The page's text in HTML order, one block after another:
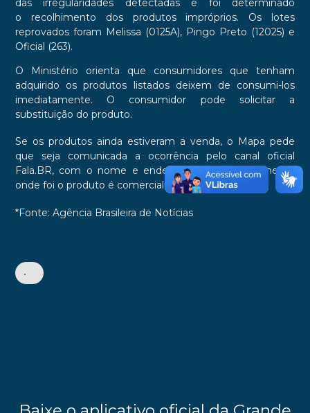
das irregularidades detectadas e foi
determinado
o recolhimento dos produtos impróprios. Os
lotes
reprovados foram Melissa (0125A), Pingo Preto (12025) e
Oficial (263).
O Ministério orienta que
consumidores que tenham
adquirido os produtos listados deixem de consumi-los
imediatamente. O
consumidor pode solicitar a
substituição do produto.
Se os produtos ainda estiveram a venda, o Mapa pede
que seja comunicada a ocorrência pelo canal oficial
Fala.BR, com o nome e endereço do estabelecimento
onde foi o produto é comercializado.
*Fonte: Agência Brasileira de Notícias
•